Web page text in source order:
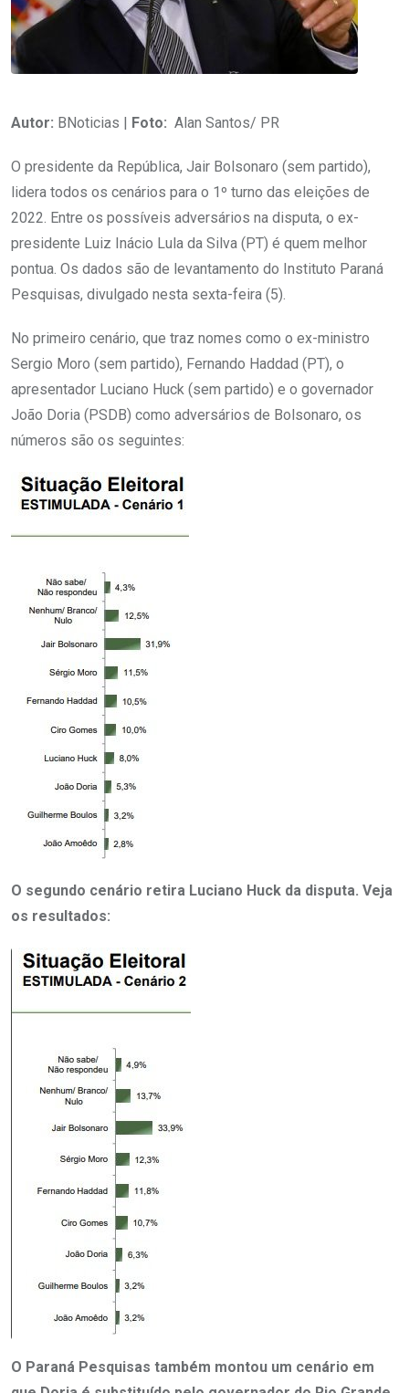
Autor: BNoticias | Foto: Alan Santos/ PR
O presidente da República, Jair Bolsonaro (sem partido),
lidera todos os cenários para o 1º turno das eleições de
2022. Entre os possíveis adversários na disputa, o ex-
presidente Luiz Inácio Lula da Silva (PT) é quem melhor
pontua. Os dados são de levantamento do Instituto Paraná
Pesquisas, divulgado nesta sexta-feira (5).
No primeiro cenário, que traz nomes como o ex-ministro
Sergio Moro (sem partido), Fernando Haddad (PT), o
apresentador Luciano Huck (sem partido) e o governador
João Doria (PSDB) como adversários de Bolsonaro, os
números são os seguintes:
O segundo cenário retira Luciano Huck da disputa. Veja
os resultados:
O Paraná Pesquisas também montou um cenário em